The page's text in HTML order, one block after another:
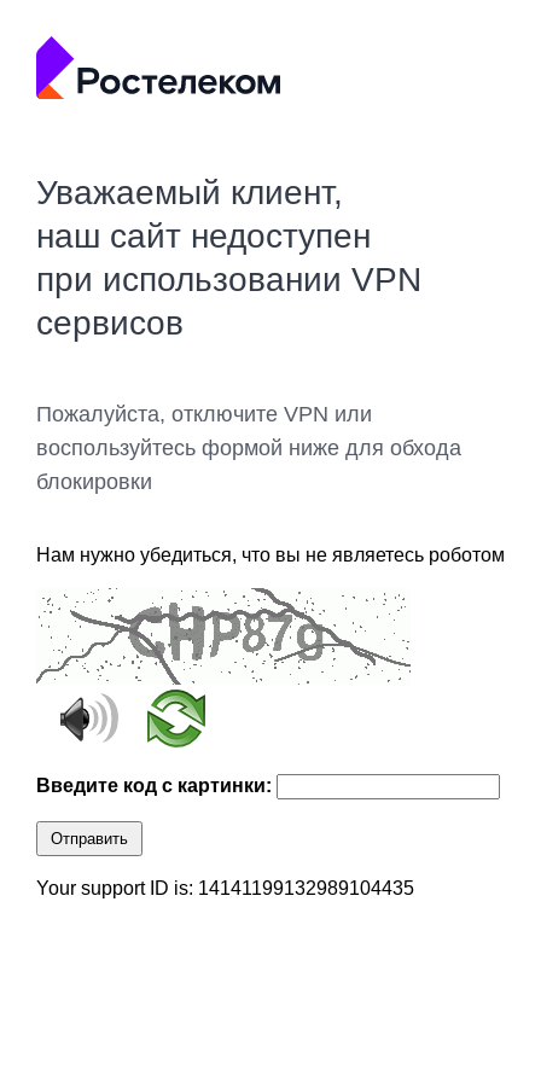
Уважаемый клиент,
наш сайт недоступен
при использовании VPN
сервисов
Пожалуйста, отключите VPN или
воспользуйтесь формой ниже для обхода
блокировки
Нам нужно убедиться, что вы не являетесь роботом
Введите код с картинки:
Отправить
Your support ID is: 14141199132989104435